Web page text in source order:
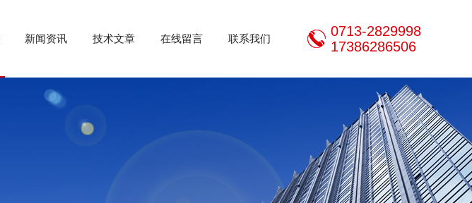
新闻资讯 技术文章 在线留言 联系我们
0713-2829998
17386286506